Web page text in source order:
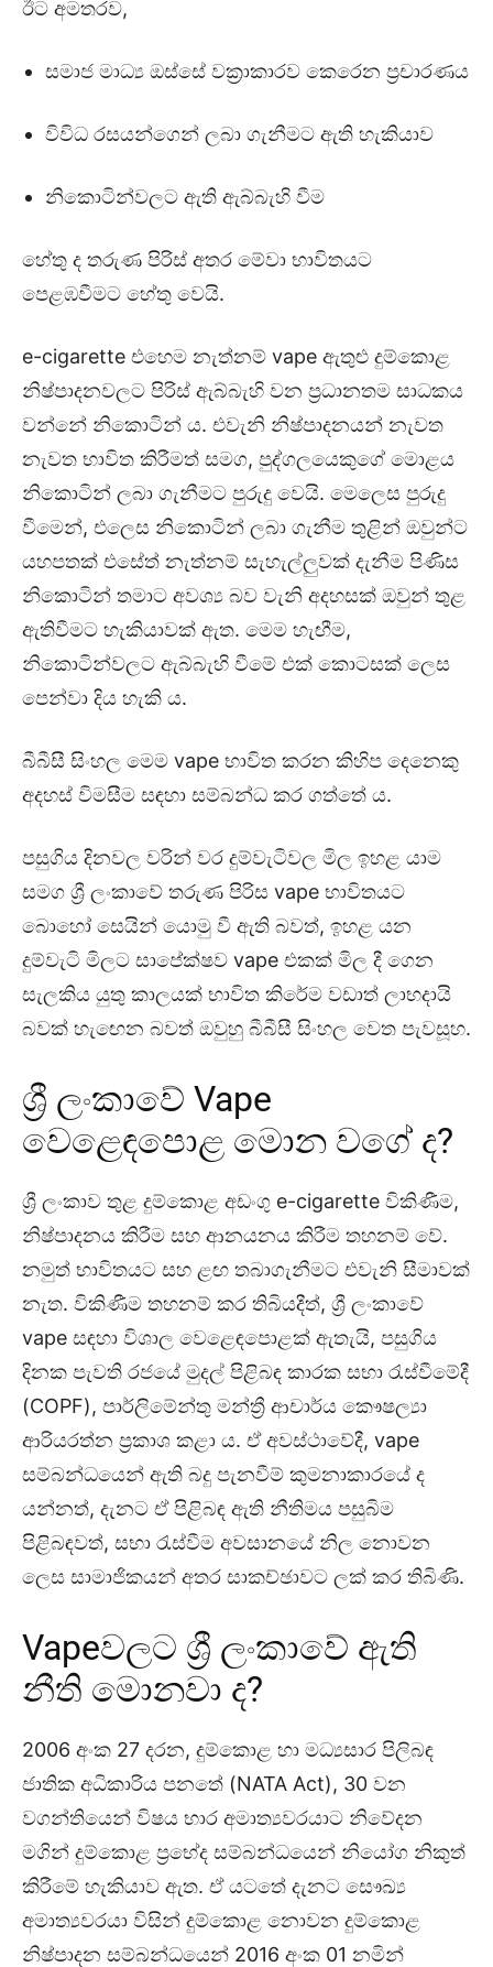
ඊට අමතරව,
සමාජ මාධ්‍ය ඔස්සේ වක්‍රාකාරව කෙරෙන ප්‍රචාරණය
විවිධ රසයන්ගෙන් ලබා ගැනීමට ඇති හැකියාව
නිකොටින්වලට ඇති ඇබ්බැහි වීම
හේතු ද තරුණ පිරිස් අතර මේවා භාවිතයට
පෙළඹවීමට හේතු වෙයි.
e-cigarette එහෙම නැත්නම් vape ඇතුළු දුම්කොළ
නිෂ්පාදනවලට පිරිස් ඇබ්බැහි වන ප්‍රධානතම සාධකය
වන්නේ නිකොටින් ය. එවැනි නිෂ්පාදනයන් නැවත
නැවත භාවිත කිරීමත් සමග, පුද්ගලයෙකුගේ මොළය
නිකොටින් ලබා ගැනීමට පුරුදු වෙයි. මෙලෙස පුරුදු
වීමෙන්, එලෙස නිකොටින් ලබා ගැනීම තුළින් ඔවුන්ට
යහපතක් එසේත් නැත්නම් සැහැල්ලුවක් දැනීම පිණිස
නිකොටින් තමාට අවශ්‍ය බව වැනි අදහසක් ඔවුන් තුළ
ඇතිවීමට හැකියාවක් ඇත. මෙම හැඟීම,
නිකොටින්වලට ඇබ්බැහි වීමේ එක් කොටසක් ලෙස
පෙන්වා දිය හැකි ය.
බීබීසී සිංහල මෙම vape භාවිත කරන කිහිප දෙනෙකු
අදහස් විමසීම සඳහා සම්බන්ධ කර ගත්තේ ය.
පසුගිය දිනවල වරින් වර දුම්වැටිවල මිල ඉහළ යාම
සමග ශ්‍රී ලංකාවේ තරුණ පිරිස vape භාවිතයට
බොහෝ සෙයින් යොමු වී ඇති බවත්, ඉහළ යන
දුම්වැටි මිලට සාපේක්ෂව vape එකක් මිල දී ගෙන
සැලකිය යුතු කාලයක් භාවිත කිරේම වඩාත් ලාභදායි
බවක් හැඟෙන බවත් ඔවුහු බීබීසී සිංහල වෙත පැවසූහ.
ශ්‍රී ලංකාවේ Vape
වෙළෙඳපොළ මොන වගේ ද?
ශ්‍රී ලංකාව තුළ දුම්කොළ අඩංගු e-cigarette විකිණීම,
නිෂ්පාදනය කිරීම සහ ආනයනය කිරීම තහනම් වේ.
නමුත් භාවිතයට සහ ළඟ තබාගැනීමට එවැනි සීමාවක්
නැත. විකිණීම තහනම් කර තිබියදීත්, ශ්‍රී ලංකාවේ
vape සඳහා විශාල වෙළෙඳපොළක් ඇතැයි, පසුගිය
දිනක පැවති රජයේ මුදල් පිළිබඳ කාරක සභා රැස්වීමේදී
(COPF), පාර්ලිමේන්තු මන්ත්‍රී ආචාර්ය කෞෂල්‍යා
ආරියරත්න ප්‍රකාශ කළා ය. ඒ අවස්ථාවේදී, vape
සම්බන්ධයෙන් ඇති බදු පැනවීම් කුමනාකාරයේ ද
යන්නත්, දැනට ඒ පිළිබඳ ඇති නීතිමය පසුබිම
පිළිබඳවත්, සභා රැස්වීම අවසානයේ නිල නොවන
ලෙස සාමාජිකයන් අතර සාකච්ඡාවට ලක් කර තිබිණි.
Vapeවලට ශ්‍රී ලංකාවේ ඇති
නීති මොනවා ද?
2006 අංක 27 දරන, දුම්කොළ හා මධ්‍යසාර පිලිබඳ
ජාතික අධිකාරිය පනතේ (NATA Act), 30 වන
වගන්තියෙන් විෂය භාර අමාත්‍යවරයාට නිවේදන
මගින් දුම්කොළ ප්‍රභේද සම්බන්ධයෙන් නියෝග නිකුත්
කිරීමේ හැකියාව ඇත. ඒ යටතේ දැනට සෞඛ්‍ය
අමාත්‍යවරයා විසින් දුම්කොළ නොවන දුම්කොළ
නිෂ්පාදන සම්බන්ධයෙන් 2016 අංක 01 නමින්